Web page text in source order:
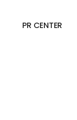
PR CENTER